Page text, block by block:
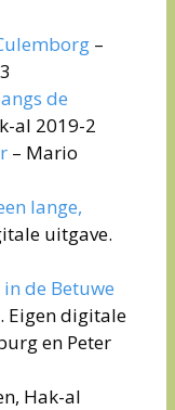
–
de
al 2019-2
– Mario
lange,
uitgave.
de Betuwe
. Eigen digitale
en Peter
Hak-al